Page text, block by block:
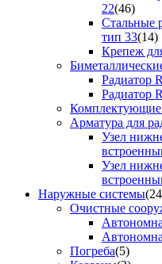
22(46)
Стальные
тип 33(14)
Крепеж
Радиатор
Радиатор
Комплектующие
Арматура для
Узел
Узел
Наружные системы
Очистные
Погреба(5)